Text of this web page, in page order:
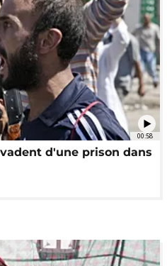
00:58
d'une prison dans